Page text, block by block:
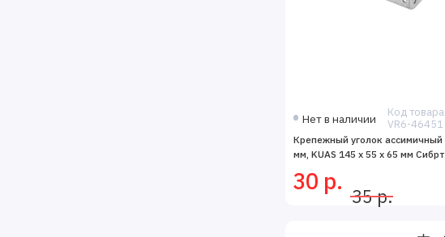
Нет в наличии
Код товара:
VR6-46451
Крепежный уголок ассимичный
мм, KUAS 145 х 55 х 65 мм
30 р.
35 р.